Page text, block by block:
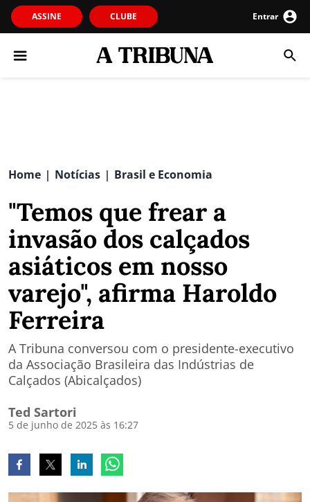
ASSINE CLUBE Entrar
Home | Notícias | Brasil e Economia
"Temos que frear a
invasão dos calçados
asiáticos em nosso
varejo", afirma Haroldo
Ferreira
A Tribuna conversou com o presidente-executivo
da Associação Brasileira das Indústrias de
Calçados (Abicalçados)
Ted Sartori
5 de junho de 2025 às 16:27